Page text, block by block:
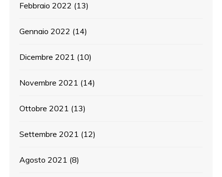
Febbraio 2022 (13)
Gennaio 2022 (14)
Dicembre 2021 (10)
Novembre 2021 (14)
Ottobre 2021 (13)
Settembre 2021 (12)
Agosto 2021 (8)